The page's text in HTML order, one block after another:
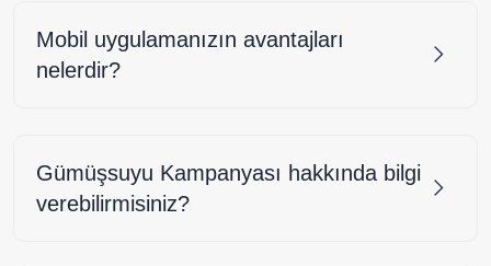
Mobil uygulamanızın avantajları
nelerdir?
Gümüşsuyu Kampanyası hakkında bilgi
verebilirmisiniz?